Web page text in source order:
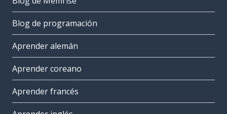
Blog de programación
Aprender alemán
Aprender coreano
Aprender francés